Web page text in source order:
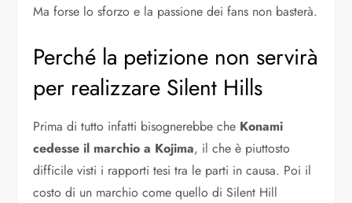
Ma forse lo sforzo e la passione dei fans non basterà.
Perché la petizione non servirà
per realizzare Silent Hills
Prima di tutto infatti bisognerebbe che Konami
cedesse il marchio a Kojima, il che è piuttosto
difficile visti i rapporti tesi tra le parti in causa. Poi il
costo di un marchio come quello di Silent Hill